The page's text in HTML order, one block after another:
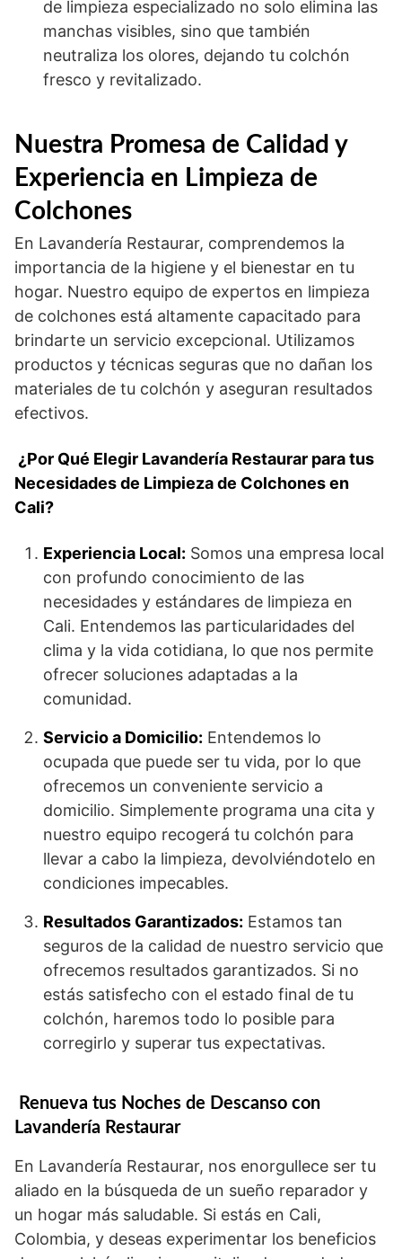
de limpieza especializado no solo elimina las
manchas visibles, sino que también
neutraliza los olores, dejando tu colchón
fresco y revitalizado.
Nuestra Promesa de Calidad y
Experiencia en Limpieza de
Colchones
En Lavandería Restaurar, comprendemos la
importancia de la higiene y el bienestar en tu
hogar. Nuestro equipo de expertos en limpieza
de colchones está altamente capacitado para
brindarte un servicio excepcional. Utilizamos
productos y técnicas seguras que no dañan los
materiales de tu colchón y aseguran resultados
efectivos.
¿Por Qué Elegir Lavandería Restaurar para tus
Necesidades de Limpieza de Colchones en
Cali?
Experiencia Local: Somos una empresa local
con profundo conocimiento de las
necesidades y estándares de limpieza en
Cali. Entendemos las particularidades del
clima y la vida cotidiana, lo que nos permite
ofrecer soluciones adaptadas a la
comunidad.
Servicio a Domicilio: Entendemos lo
ocupada que puede ser tu vida, por lo que
ofrecemos un conveniente servicio a
domicilio. Simplemente programa una cita y
nuestro equipo recogerá tu colchón para
llevar a cabo la limpieza, devolviéndotelo en
condiciones impecables.
Resultados Garantizados: Estamos tan
seguros de la calidad de nuestro servicio que
ofrecemos resultados garantizados. Si no
estás satisfecho con el estado final de tu
colchón, haremos todo lo posible para
corregirlo y superar tus expectativas.
Renueva tus Noches de Descanso con
Lavandería Restaurar
En Lavandería Restaurar, nos enorgullece ser tu
aliado en la búsqueda de un sueño reparador y
un hogar más saludable. Si estás en Cali,
Colombia, y deseas experimentar los beneficios